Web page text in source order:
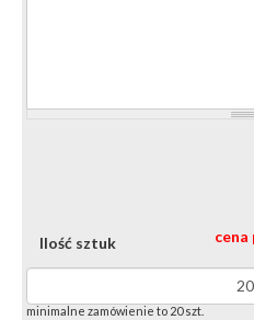
Ilość sztuk
minimalne zamówienie to 20 szt.
cena